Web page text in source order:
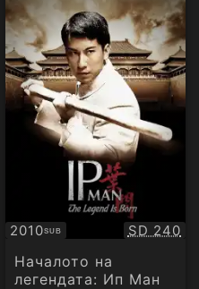
2010SUB
Субтитри SD 240
Началото на
легендата: Ип Ман